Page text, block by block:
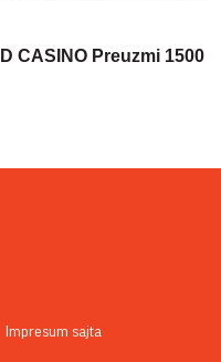
CASINO Preuzmi 1500
Impresum sajta